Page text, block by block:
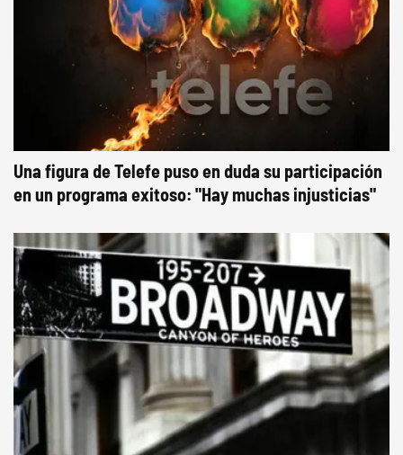
Una figura de Telefe puso en duda su participación
en un programa exitoso: "Hay muchas injusticias"